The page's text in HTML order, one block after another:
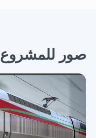
صور للمشروع